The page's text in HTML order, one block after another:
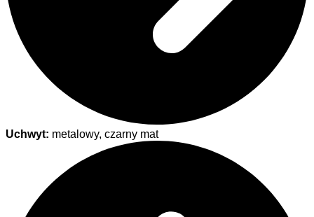
Uchwyt: metalowy, czarny mat